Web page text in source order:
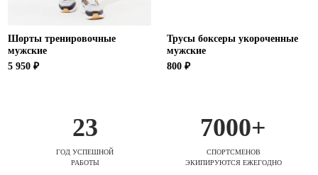
Шорты тренировочные
мужские
5 950 ₽
Трусы боксеры укороченные
мужские
800 ₽
23
ГОД УСПЕШНОЙ
РАБОТЫ
7000+
СПОРТСМЕНОВ
ЭКИПИРУЮТСЯ ЕЖЕГОДНО